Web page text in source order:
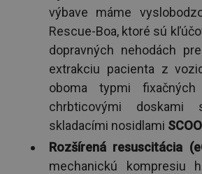
výbave máme
Rescue-Boa, ktoré sú
dopravných nehodách
extrakciu pacienta z
oboma typmi
chrbticovými
skladacími nosidlami
Rozšírená resuscitácia
mechanickú kompresiu